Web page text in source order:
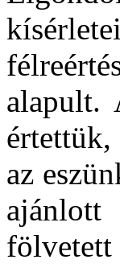
alapult.
értettük,
az
fölvetett